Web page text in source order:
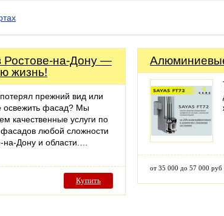
Ростове-на-Дону —
жизнь!
прежний вид или
освежить фасад? Мы
качественные услуги по
фасадов любой сложности
на-Дону и области.…
Купить
от 35 000 до 57 000 руб